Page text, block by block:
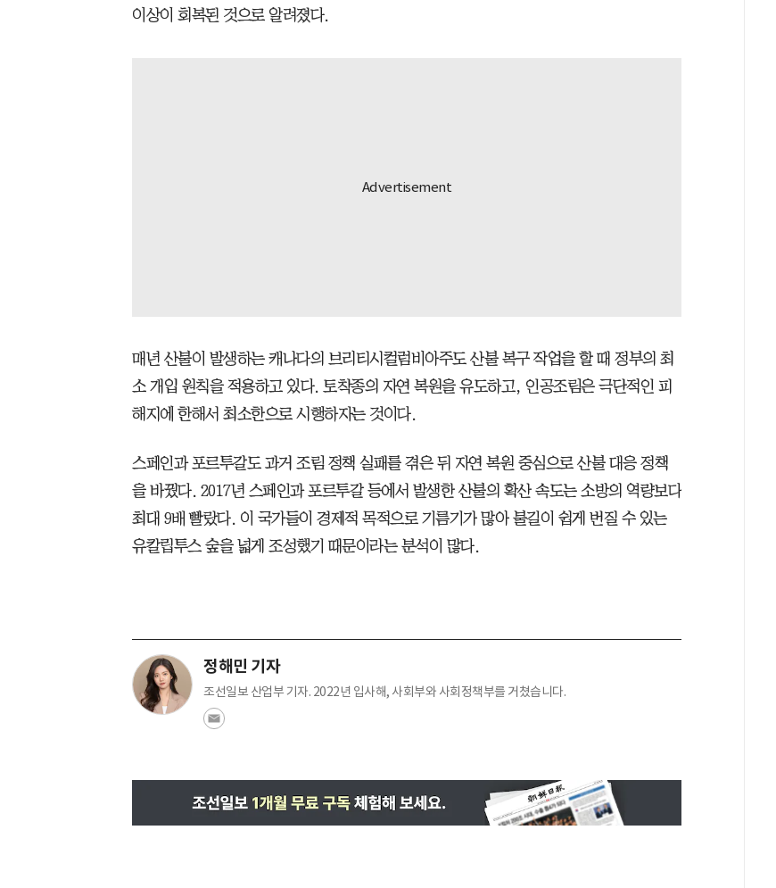
이상이 회복된 것으로 알려졌다.
매년 산불이 발생하는 캐나다의 브리티시컬럼비아주도 산불 복구 작업을 할 때 정부의 최
소 개입 원칙을 적용하고 있다. 토착종의 자연 복원을 유도하고, 인공조림은 극단적인 피
해지에 한해서 최소한으로 시행하자는 것이다.
스페인과 포르투갈도 과거 조림 정책 실패를 겪은 뒤 자연 복원 중심으로 산불 대응 정책
을 바꿨다. 2017년 스페인과 포르투갈 등에서 발생한 산불의 확산 속도는 소방의 역량보다
최대 9배 빨랐다. 이 국가들이 경제적 목적으로 기름기가 많아 불길이 쉽게 번질 수 있는
유칼립투스 숲을 넓게 조성했기 때문이라는 분석이 많다.
정해민 기자
조선일보 산업부 기자. 2022년 입사해, 사회부와 사회정책부를 거쳤습니다.